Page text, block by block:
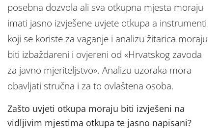
posebna dozvola ali sva otkupna mjesta moraju
imati jasno izvješene uvjete otkupa a instrumenti
koji se koriste za vaganje i analizu žitarica moraju
biti izbaždareni i ovjereni od «Hrvatskog zavoda
za javno mjeriteljstvo». Analizu uzoraka mora
obavljati stručna i za to ovlaštena osoba.
Zašto uvjeti otkupa moraju biti izvješeni na
vidljivim mjestima otkupa te jasno napisani?